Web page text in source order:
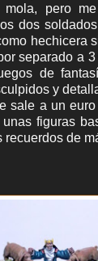
pero
dos
hechicera
separado a
de
y
sale a un
figuras
de